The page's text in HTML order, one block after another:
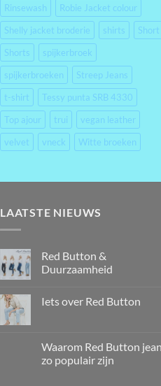
Rinsewash
Robie Jacket colour
Shelly jacket broderie
shirts
Short
Shorts
spijkerbroek
spijkerbroeken
Streep Jeans
t-shirt
Tessy punta SRB 4330
Top ajour
trui
vegan leather
velvet
vneck Witte broeken
LAATSTE NIEUWS
Red Button &
Duurzaamheid
Iets over Red Button
Waarom Red Button
zo populair zijn